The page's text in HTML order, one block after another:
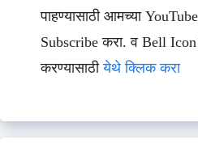
पाहण्यासाठी आमच्या
Subscribe करा. व Bell
करण्यासाठीयेथे क्लिक करा